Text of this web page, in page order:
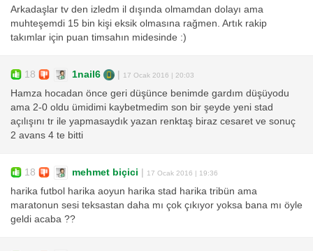
Arkadaşlar tv den izledm il dışında olmamdan dolayı ama
muhteşemdi 15 bin kişi eksik olmasına rağmen. Artık rakip
takımlar için puan timsahın midesinde :)
18 1nail6 17 Ocak 2016 | 20:03
Hamza hocadan önce geri düşünce benimde gardım düşüyodu
ama 2-0 oldu ümidimi kaybetmedim son bir şeyde yeni stad
açılışını tr ile yapmasaydık yazan renktaş biraz cesaret ve sonuç
2 avans 4 te bitti
18 mehmet biçici 17 Ocak 2016 | 19:36
harika futbol harika aoyun harika stad harika tribün ama
maratonun sesi teksastan daha mı çok çıkıyor yoksa bana mı öyle
geldi acaba ??